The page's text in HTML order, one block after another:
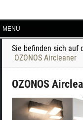
Sie befinden sich auf
OZONOS Aircleaner
OZONOS